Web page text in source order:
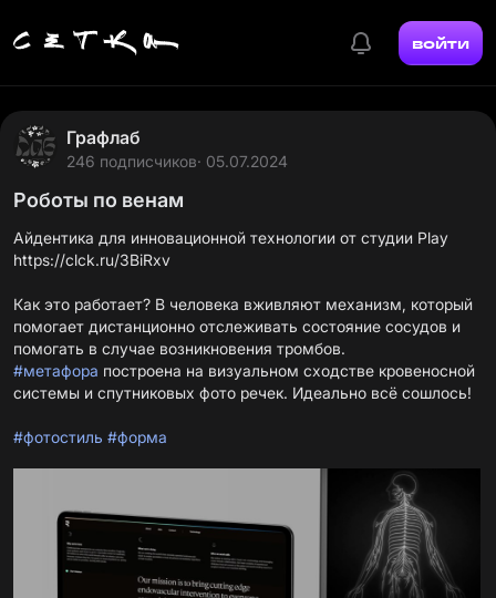
войти
Графлаб
246 подписчиков· 05.07.2024
Роботы по венам
Айдентика для инновационной технологии от студии Play
https://clck.ru/3BiRxv
Как это работает? В человека вживляют механизм, который
помогает дистанционно отслеживать состояние сосудов и
#метафора построена на визуальном сходстве кровеносной
системы и спутниковых фото речек. Идеально всё сошлось!
#фотостиль #форма